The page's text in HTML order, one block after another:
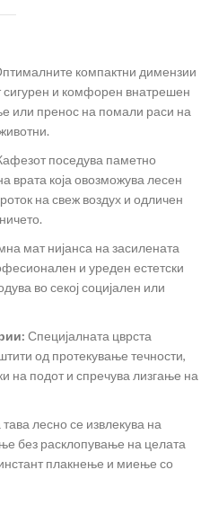
компактни димензии
и комфорен внатрешен
или пренос на помали раси на
поседува паметно
врата која овозможува лесен
на свеж воздух и одличен
мат нијанса на засилената
и уреден естетски
во секој социјален или
Специјалната цврста
од протекување течности,
на подот и спречува лизгање на
лесно се извлекува на
без расклопување на целата
инстант плакнење и миење со